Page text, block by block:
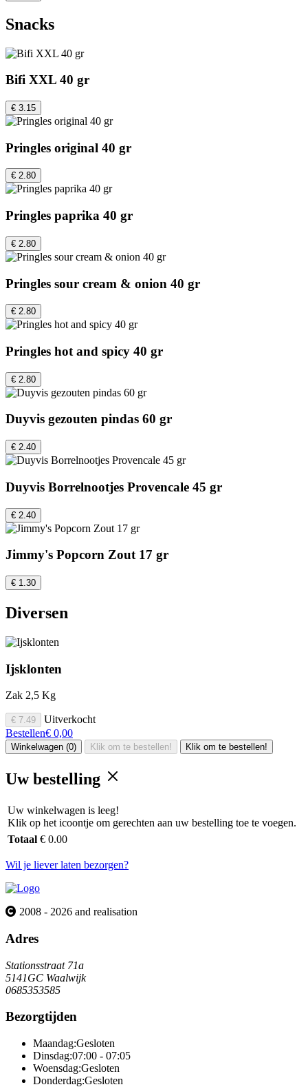
Snacks
Bifi XXL 40 gr
€ 3.15
Pringles original 40 gr
€ 2.80
Pringles paprika 40 gr
€ 2.80
Pringles sour cream & onion 40 gr
€ 2.80
Pringles hot and spicy 40 gr
€ 2.80
Duyvis gezouten pindas 60 gr
€ 2.40
Duyvis Borrelnootjes Provencale 45 gr
€ 2.40
Jimmy's Popcorn Zout 17 gr
€ 1.30
Diversen
Ijsklonten
Zak 2,5 Kg
€ 7.49
Uitverkocht
Bestellen€ 0,00
Winkelwagen (0) Klik om te bestellen! Klik om te bestellen!
Uw bestelling
Uw winkelwagen is leeg!
Klik op het icoontje om gerechten aan uw bestelling toe te voegen.
Totaal € 0.00
Wil je liever laten bezorgen?
2008 - 2026 and realisation
Adres
Stationsstraat 71a
5141GC Waalwijk
0685353585
Bezorgtijden
Maandag:Gesloten
Dinsdag:07:00 - 07:05
Woensdag:Gesloten
Donderdag:Gesloten